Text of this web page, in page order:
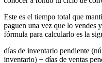
Este es el tiempo total que
paguen una vez que lo vendes
fórmula para calcularlo es la
días de inventario pendiente
inventario) + días de ventas